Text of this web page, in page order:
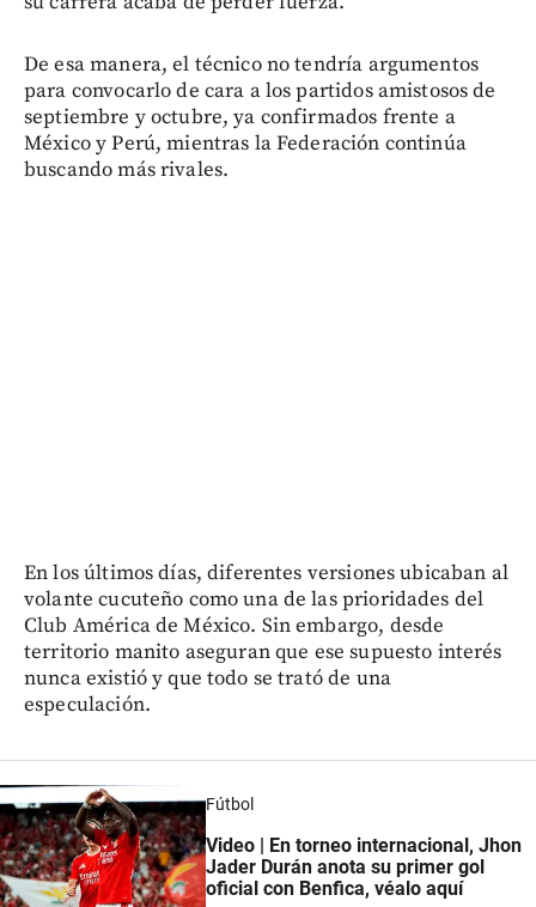
De esa manera, el técnico no tendría argumentos
para convocarlo de cara a los partidos amistosos de
septiembre y octubre, ya confirmados frente a
México y Perú, mientras la Federación continúa
buscando más rivales.
En los últimos días, diferentes versiones ubicaban al
volante cucuteño como una de las prioridades del
Club América de México. Sin embargo, desde
territorio manito aseguran que ese supuesto interés
nunca existió y que todo se trató de una
especulación.
Fútbol
Video | En torneo internacional, Jhon
Jader Durán anota su primer gol
oficial con Benfica, véalo aquí